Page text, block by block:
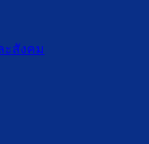
ะสังคม